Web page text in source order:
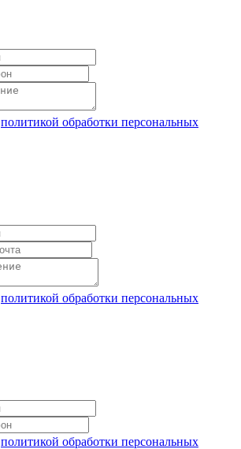
политикой обработки персональных
политикой обработки персональных
политикой обработки персональных